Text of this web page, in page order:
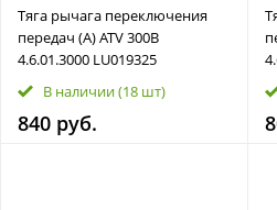
Тяга рычага переключения
передач (А) ATV 300B
4.6.01.3000 LU019325
В наличии(18 шт)
840 руб.